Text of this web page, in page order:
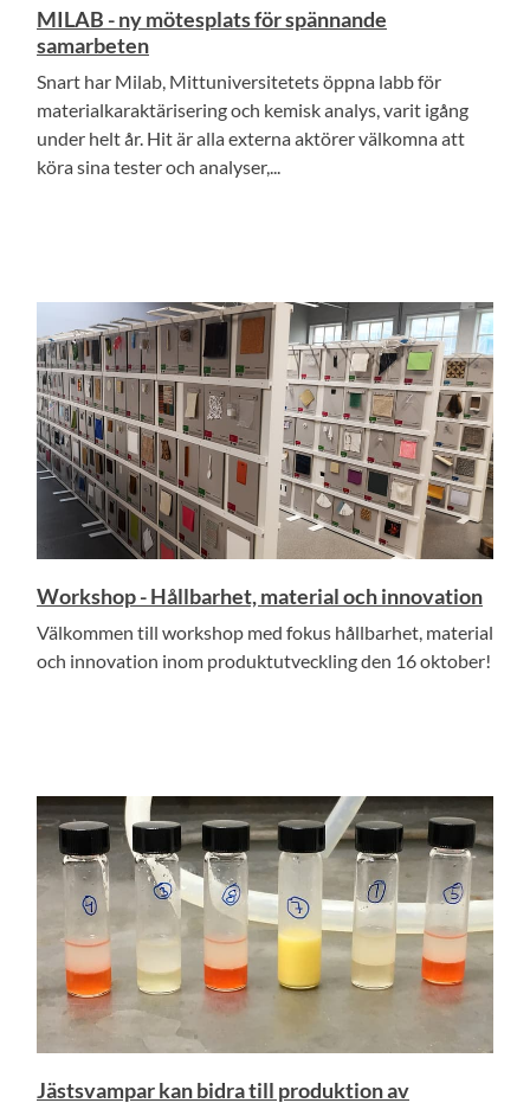
MILAB - ny mötesplats för spännande
samarbeten
Snart har Milab, Mittuniversitetets öppna labb för
materialkaraktärisering och kemisk analys, varit igång
under helt år. Hit är alla externa aktörer välkomna att
köra sina tester och analyser,...
Workshop - Hållbarhet, material och innovation
Välkommen till workshop med fokus hållbarhet, material
och innovation inom produktutveckling den 16 oktober!
Jästsvampar kan bidra till produktion av